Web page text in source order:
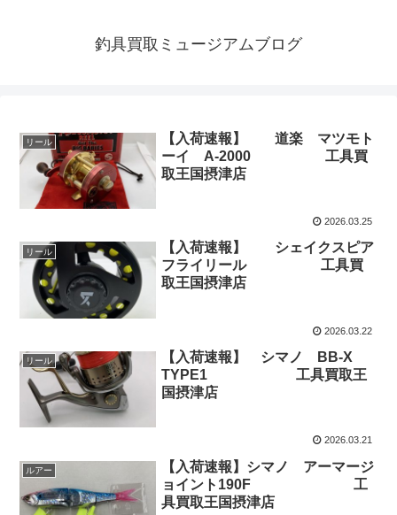
釣具買取ミュージアムブログ
リール
【入荷速報】 道楽 マツモト
ーイ A-2000 工具買
取王国摂津店
2026.03.25
リール
【入荷速報】 シェイクスピア
フライリール 工具買
取王国摂津店
2026.03.22
リール
【入荷速報】 シマノ BB-X
TYPE1 工具買取王
国摂津店
2026.03.21
ルアー
【入荷速報】シマノ アーマージ
ョイント190F 工
具買取王国摂津店